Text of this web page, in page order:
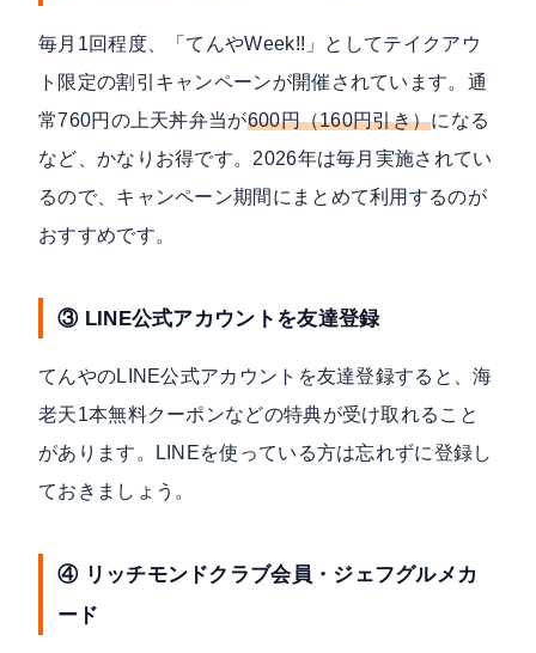
毎月1回程度、「てんやWeek!!」としてテイクアウ
ト限定の割引キャンペーンが開催されています。通
常760円の上天丼弁当が600円（160円引き）になる
など、かなりお得です。2026年は毎月実施されてい
るので、キャンペーン期間にまとめて利用するのが
おすすめです。
③ LINE公式アカウントを友達登録
てんやのLINE公式アカウントを友達登録すると、海
老天1本無料クーポンなどの特典が受け取れること
があります。LINEを使っている方は忘れずに登録し
ておきましょう。
④ リッチモンドクラブ会員・ジェフグルメカ
ード